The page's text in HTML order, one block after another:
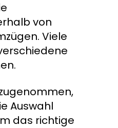
von
Viele
Auswahl
das richtige